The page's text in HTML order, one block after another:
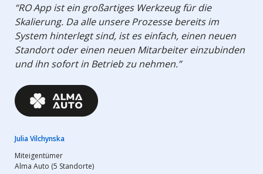
“RO App ist ein großartiges Werkzeug für die
Skalierung. Da alle unsere Prozesse bereits im
System hinterlegt sind, ist es einfach, einen neuen
Standort oder einen neuen Mitarbeiter einzubinden
und ihn sofort in Betrieb zu nehmen.”
Julia Vilchynska
Miteigentümer
Alma Auto (5 Standorte)